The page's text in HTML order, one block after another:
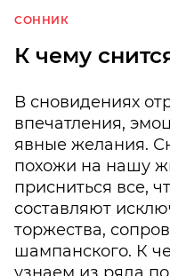
СОННИК
К чему
В сновидениях
впечатления,
явные желания.
похожи на нашу
присниться все,
составляют
торжества,
шампанского. К